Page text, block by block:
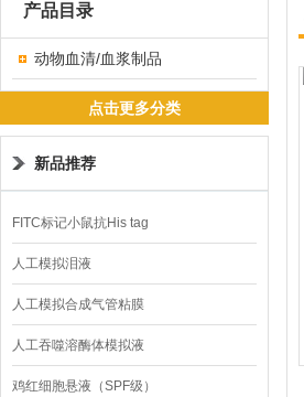
产品目录
动物血清/血浆制品
点击更多分类
新品推荐
FITC标记小鼠抗His tag
人工模拟泪液
人工模拟合成气管粘膜
人工吞噬溶酶体模拟液
鸡红细胞悬液（SPF级）